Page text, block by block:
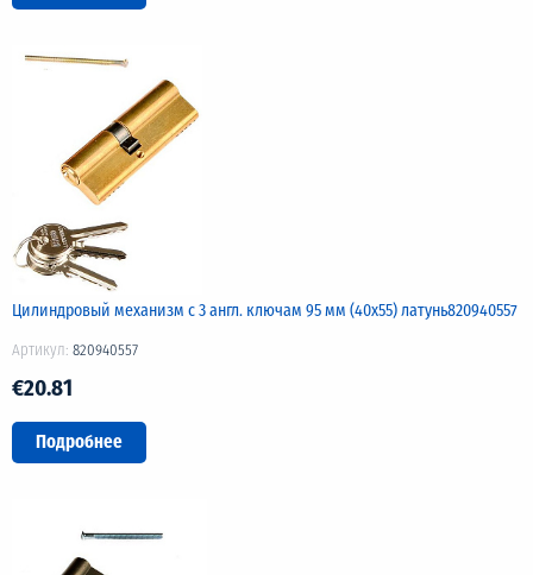
Цилиндровый механизм с 3 англ. ключам 95 мм (40х55) латунь820940557
Артикул: 820940557
€20.81
Подробнее